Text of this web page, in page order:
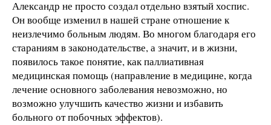
Александр не просто создал отдельно взятый хоспис.
Он вообще изменил в нашей стране отношение к
неизлечимо больным людям. Во многом благодаря его
стараниям в законодательстве, а значит, и в жизни,
появилось такое понятие, как паллиативная
медицинская помощь (направление в медицине, когда
лечение основного заболевания невозможно, но
возможно улучшить качество жизни и избавить
больного от побочных эффектов).